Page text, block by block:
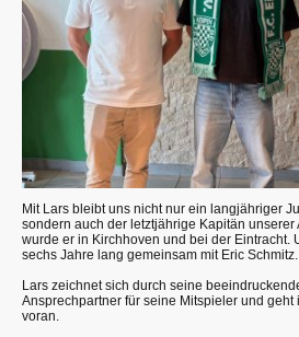
Mit Lars bleibt uns nicht nur ein langjähriger
sondern auch der letztjährige Kapitän unserer
wurde er in Kirchhoven und bei der Eintracht.
sechs Jahre lang gemeinsam mit Eric Schmitz.
Lars zeichnet sich durch seine
Ansprechpartner für seine Mitspieler und geht
voran.